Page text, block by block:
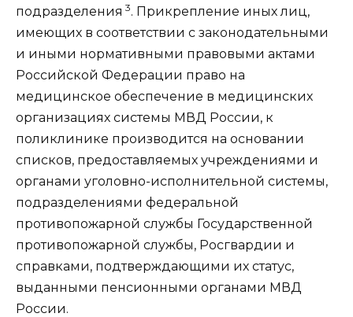
подразделения 3. Прикрепление иных лиц,
имеющих в соответствии с законодательными
и иными нормативными правовыми актами
Российской Федерации право на
медицинское обеспечение в медицинских
организациях системы МВД России, к
поликлинике производится на основании
списков, предоставляемых учреждениями и
органами уголовно-исполнительной системы,
подразделениями федеральной
противопожарной службы Государственной
противопожарной службы, Росгвардии и
справками, подтверждающими их статус,
выданными пенсионными органами МВД
России.